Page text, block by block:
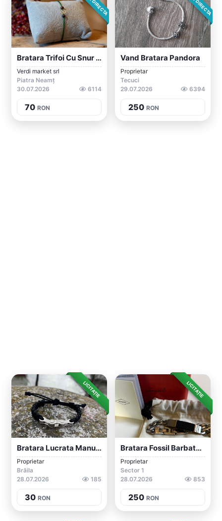
Bratara Trifoi Cu Snur Ajustabil Si Meda...
Verdi market srl
Piatra Neamț
30.07.2026
6114
70 RON
Vand Bratara Pandora
Proprietar
Tecuci
29.07.2026
6394
250 RON
LICITAȚIE
Bratara Lucrata Manual,cu Lant De Bicicl...
Proprietar
Brăila
28.07.2026
185
30 RON
LICITAȚIE
Bratara Fossil Barbateasca
Proprietar
Sector 1
28.07.2026
853
250 RON